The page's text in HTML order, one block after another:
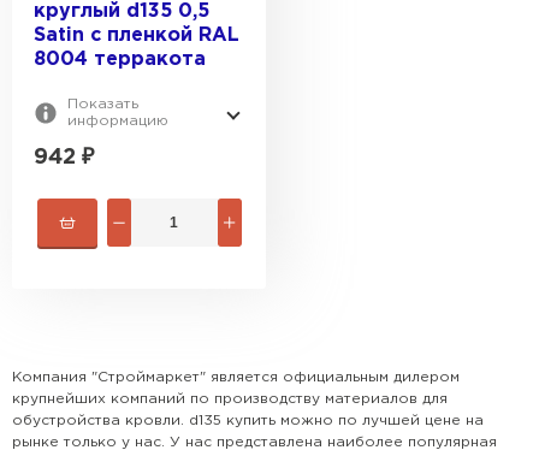
круглый d135 0,5
Satin с пленкой RAL
8004 терракота
Показать
информацию
942 ₽
Компания "Строймаркет" является официальным дилером
крупнейших компаний по производству материалов для
обустройства кровли. d135 купить можно по лучшей цене на
рынке только у нас. У нас представлена наиболее популярная